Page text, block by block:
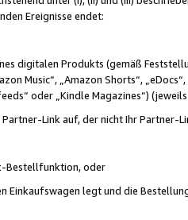
Ereignisse endet:
digitalen Produkts (gemäß
Music“, „Amazon Shorts“,
oder „Kindle Magazines“) (jeweils
Link auf, der nicht Ihr Partner-
Bestellfunktion, oder
legt und die